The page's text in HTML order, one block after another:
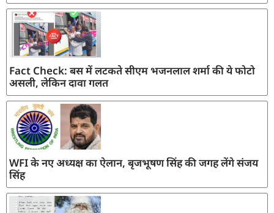
Fact Check: बस में लटकते सीएम भजनलाल शर्मा की ये फोटो
असली, लेकिन दावा गलत
WFI के नए अध्यक्ष का ऐलान, बृजभूषण सिंह की जगह लेंगे संजय
सिंह